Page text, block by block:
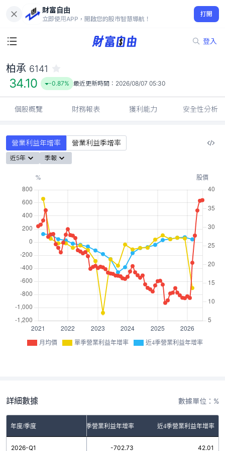
財富自由
立即使用APP，開啟您的股市智慧導航！
打開
登入
34.10
-0.87%
柏承 6141
34.10 -0.87% 最近更新時間： 2026/08/07 05:30
個股概覽 財務報表 獲利能力 安全性分析
營業利益年增率 營業利益季增率
近5年 季報
月均價 單季營業利益年增率 近4季營業利益年增率
詳細數據 數據單位：%
年度/季度 單季營業利益年增率 近4季營業利益年增率
2026-Q1 -702.73 42.01